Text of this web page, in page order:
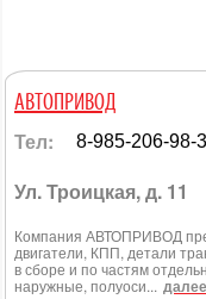
АВТОПРИВОД
Тел: 8-985-206-98-
Ул. Троицкая, д. 11
Компания АВТОПРИВОД
двигатели, КПП, детали
в сборе и по частям
наружные, полуоси...